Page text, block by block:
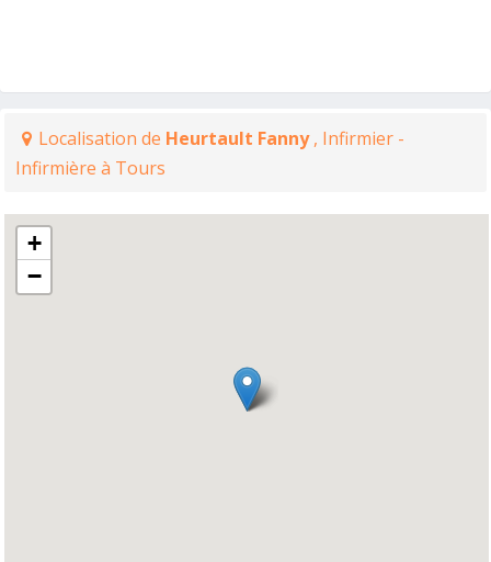
Localisation de Heurtault Fanny, Infirmier -
Infirmière à Tours
+
−